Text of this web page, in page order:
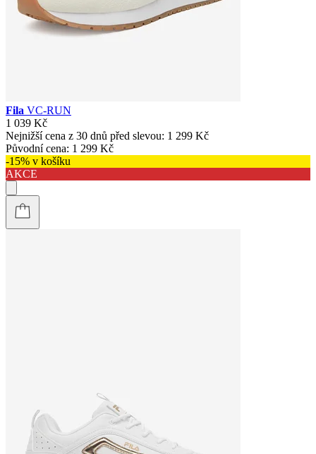
Fila VC-RUN
1 039 Kč
Nejnižší cena z 30 dnů před slevou: 1 299 Kč
Původní cena: 1 299 Kč
-15% v košíku
AKCE